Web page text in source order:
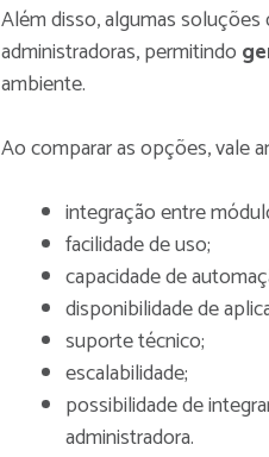
Além disso, algumas
administradoras, permitindo
ambiente.
Ao comparar as opções, vale
integração entre
facilidade de uso;
capacidade de
disponibilidade de
suporte técnico;
escalabilidade;
possibilidade de
administradora.